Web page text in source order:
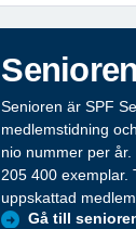
Senioren
Senioren är SPF
medlemstidning
nio nummer per
205 400 exemplar.
uppskattad
Gå till